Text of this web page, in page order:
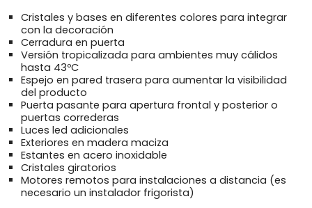
Cristales y bases en diferentes colores para integrar
con la decoración
Cerradura en puerta
Versión tropicalizada para ambientes muy cálidos
hasta 43ºC
Espejo en pared trasera para aumentar la visibilidad
del producto
Puerta pasante para apertura frontal y posterior o
puertas correderas
Luces led adicionales
Exteriores en madera maciza
Estantes en acero inoxidable
Cristales giratorios
Motores remotos para instalaciones a distancia (es
necesario un instalador frigorista)